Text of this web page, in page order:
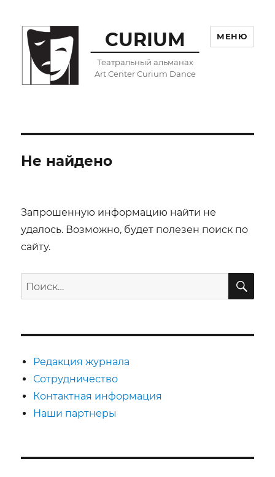
CURIUM
Театральный альманах
Art Center Curium Dance
МЕНЮ
Не найдено
Запрошенную информацию найти не
удалось. Возможно, будет полезен поиск по
сайту.
Искать:
Редакция журнала
Сотрудничество
Контактная информация
Наши партнеры